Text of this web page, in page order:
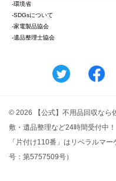
-環境省
-SDGsについて
-家電製品協会
-遺品整理士協会
© 2026 【公式】不用品回収なら
敷・遺品整理など24時間受付中！
「片付け110番」はリベラルマ
号：第5757509号）